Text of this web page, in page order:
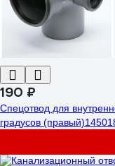
190 ₽
Спецотвод для
градусов